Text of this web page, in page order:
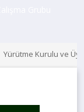
Yürütme Kurulu ve